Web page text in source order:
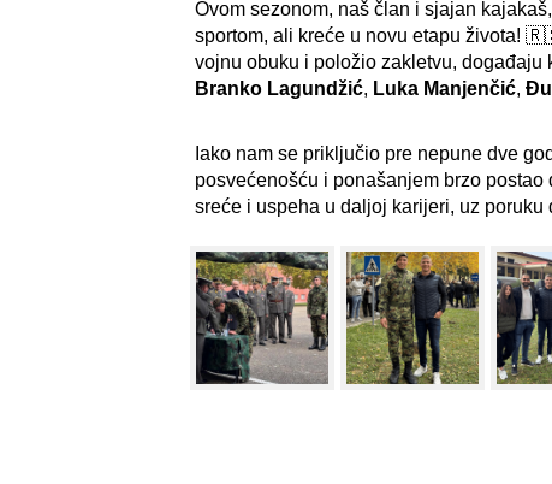
Ovom sezonom, naš član i sjajan kajakaš,
sportom, ali kreće u novu etapu života!
vojnu obuku i položio zakletvu, događaju
Branko Lagundžić, Luka Manjenčić,
Iako nam se priključio pre nepune dve
posvećenošću i ponašanjem brzo
sreće i uspeha u daljoj karijeri, uz poruku